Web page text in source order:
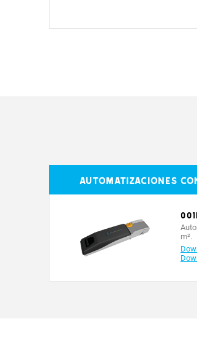
Alimentación para el motor (V)
Potencia (W)
Automatizaciones
m².